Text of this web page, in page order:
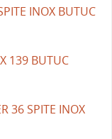
INOX BUTUC
139 BUTUC
36 SPITE INOX